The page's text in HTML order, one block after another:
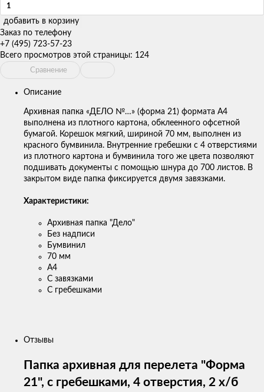
добавить в корзину
Заказ по телефону
+7 (495) 723-57-23
Всего просмотров этой страницы: 124
Сравнение
Описание
Архивная папка «ДЕЛО №…» (форма 21) формата А4
выполнена из плотного картона, обклеенного офсетной
бумагой. Корешок мягкий, шириной 70 мм, выполнен из
красного бумвинила. Внутренние гребешки с 4 отверстиями
из плотного картона и бумвинила того же цвета позволяют
подшивать документы с помощью шнура до 700 листов. В
закрытом виде папка фиксируется двумя завязками.
Характеристики:
Архивная папка "Дело"
Без надписи
Бумвинил
70 мм
А4
С завязками
С гребешками
Отзывы
Папка архивная для перелета "Форма
21", с гребешками, 4 отверстия, 2 х/б